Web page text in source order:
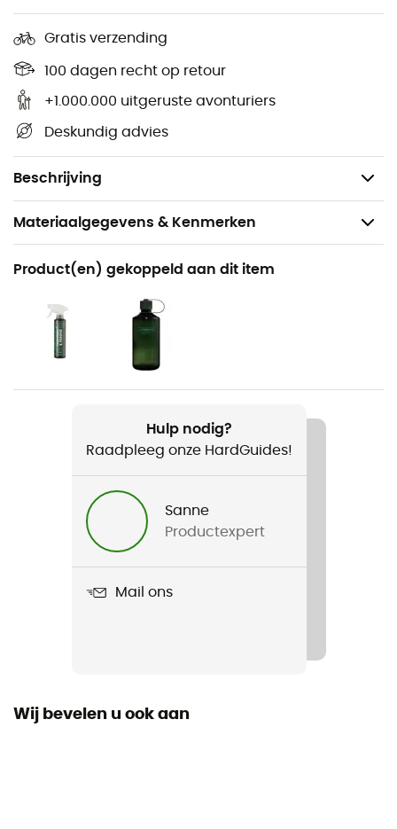
Gratis verzending
100 dagen recht op retour
+1.000.000 uitgeruste avonturiers
Deskundig advies
Beschrijving
vakmanschap, kies voor deBadile!
Schacht: Sil - Nubuck leer
Voering: Leer
Binnenzool: Air Active - soft print drysole
Buitenzool: Meindl Multigriff by Vibram met air
Gewicht: 2 x 750 g
Materiaalgegevens & Kenmerken
Aanbevolen voor
Wandelen / Trekking
Gewicht
Uitneembare binnenzool
Bovenmateriaal schoen
Product(en) gekoppeld aan dit item
Hulp nodig?
Raadpleeg onze HardGuides!
Sanne
Productexpert
Mail ons
Wij bevelen u ook aan